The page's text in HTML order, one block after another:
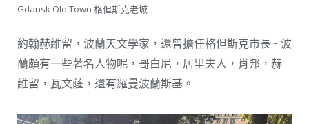
Gdansk Old Town 格但斯克老城
約翰赫維留，波蘭天文學家，還曾擔任格但斯克市長~ 波
蘭頗有一些著名人物呢，哥白尼，居里夫人，肖邦，赫
維留，瓦文薩，還有羅曼波蘭斯基。